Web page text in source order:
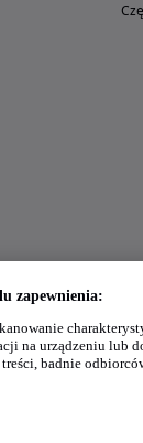
zapewnienia:
na urządzeniu lub
badnie